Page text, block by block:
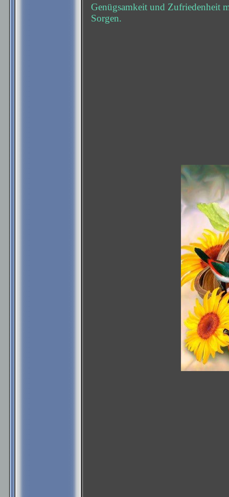
Genügsamkeit und Zufriedenheit
Sorgen.